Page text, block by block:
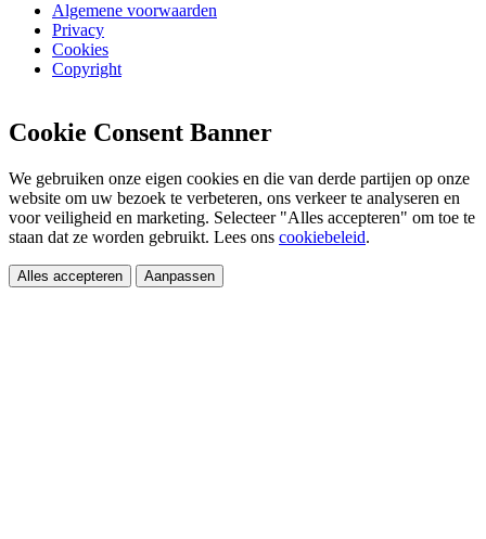
Algemene voorwaarden
Privacy
Cookies
Copyright
Cookie Consent Banner
We gebruiken onze eigen cookies en die van derde partijen op onze
website om uw bezoek te verbeteren, ons verkeer te analyseren en
voor veiligheid en marketing. Selecteer "Alles accepteren" om toe te
staan dat ze worden gebruikt. Lees ons cookiebeleid.
Alles accepteren Aanpassen